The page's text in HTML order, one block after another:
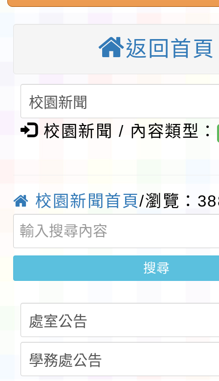
告(不再辦理後續甄選)
賽實施要點」1份
程安排一案
「桃園市補助參觀特色
展演活動實施計畫」
請一案
教育部校安中心白海豚
報
淨零綠領人才培育課程
檢送桃園市115學年度
程
函轉國家通訊傳播委員
鎮韌性（防空）演習－
速演練執行計畫」
「115年金融知識線上
法」
本校115學年度第1學
第3次招考代課鐘點教
告(不再辦理後續甄選)
檢送「桃園市115學年
賽實施要點」1份
本市「115學年度學生
程安排一案
「桃園市補助參觀特色
展演活動實施計畫」
返回首頁
校園新聞 / 內容類型：
校園新聞首頁/瀏覽：
搜尋